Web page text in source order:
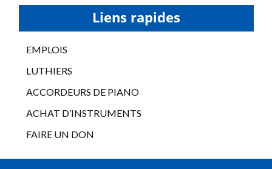
Liens rapides
EMPLOIS
LUTHIERS
ACCORDEURS DE PIANO
ACHAT D’INSTRUMENTS
FAIRE UN DON